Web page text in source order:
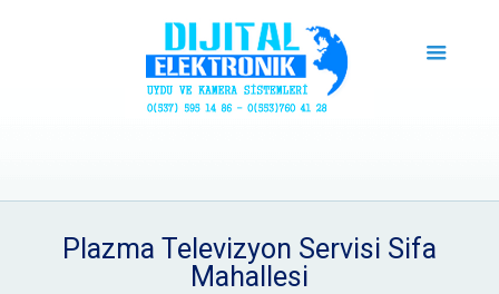
Plazma Televizyon Servisi Sifa
Mahallesi